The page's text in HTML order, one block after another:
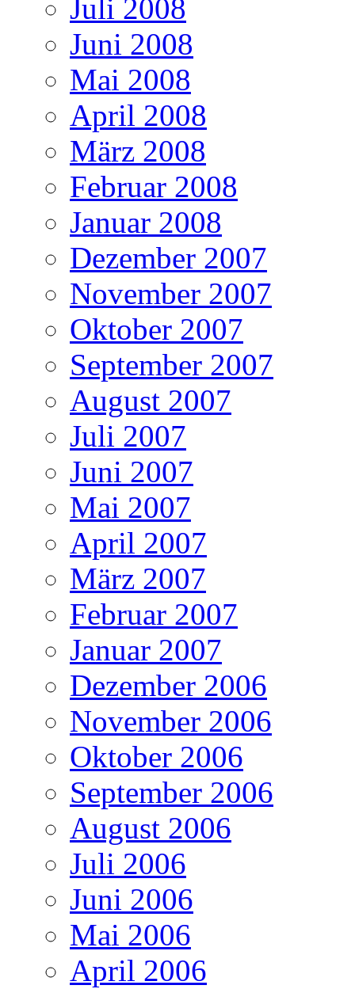
Juli 2008
Juni 2008
Mai 2008
April 2008
März 2008
Februar 2008
Januar 2008
Dezember 2007
November 2007
Oktober 2007
September 2007
August 2007
Juli 2007
Juni 2007
Mai 2007
April 2007
März 2007
Februar 2007
Januar 2007
Dezember 2006
November 2006
Oktober 2006
September 2006
August 2006
Juli 2006
Juni 2006
Mai 2006
April 2006